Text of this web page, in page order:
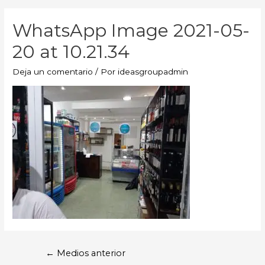
WhatsApp Image 2021-05-
20 at 10.21.34
Deja un comentario / Por ideasgroupadmin
← Medios anterior